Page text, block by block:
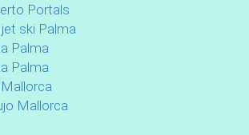
Portals
ski Palma
Palma
Palma
Mallorca